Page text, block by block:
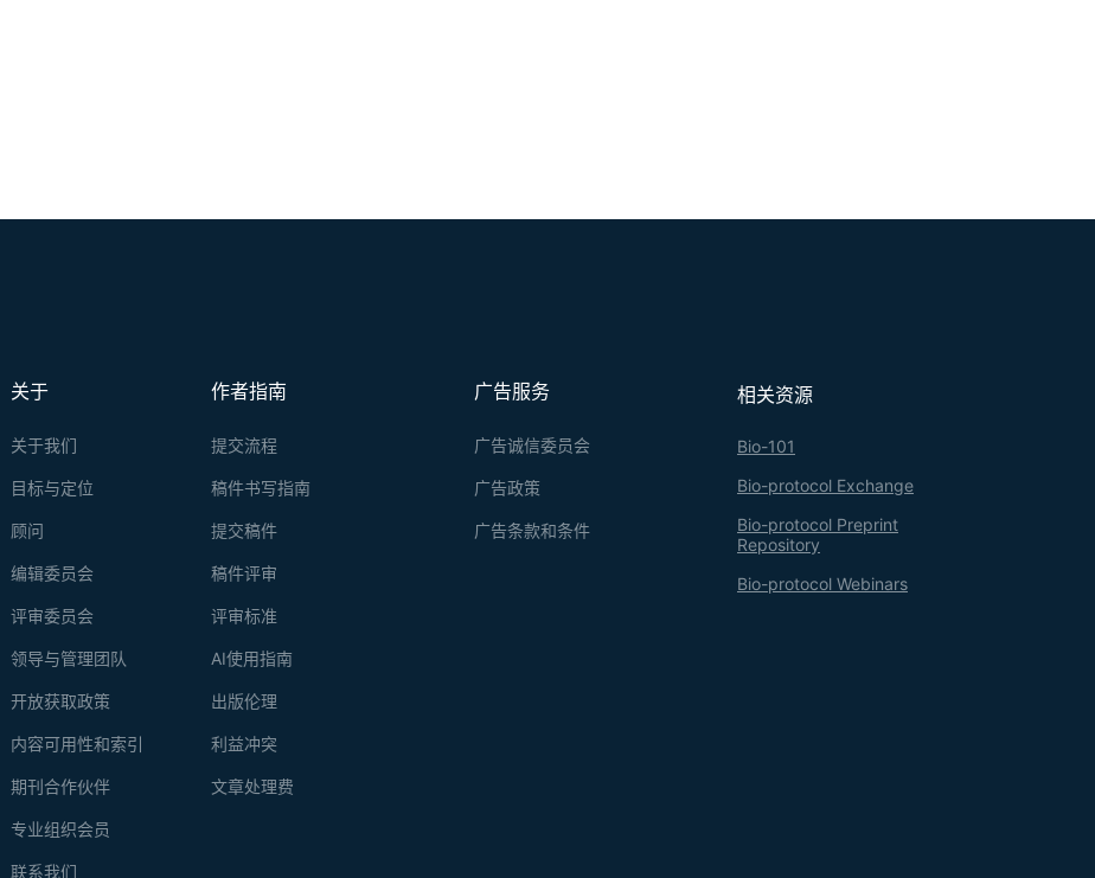
相关资源
Bio-101
Bio-protocol Exchange
Bio-protocol Preprint
Repository
Bio-protocol Webinars
广告服务
广告诚信委员会
广告政策
广告条款和条件
作者指南
提交流程
稿件书写指南
提交稿件
稿件评审
评审标准
AI使用指南
出版伦理
利益冲突
文章处理费
关于
关于我们
目标与定位
顾问
编辑委员会
评审委员会
领导与管理团队
开放获取政策
内容可用性和索引
期刊合作伙伴
专业组织会员
联系我们